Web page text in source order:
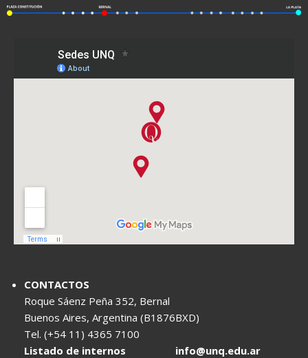
CONTACTOS
Roque Sáenz Peña 352, Bernal
Buenos Aires, Argentina (B1876BXD)
Tel. (+54 11) 4365 7100
Listado de internos
info@unq.edu.ar